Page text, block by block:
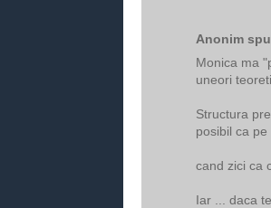
Anonim
Monica ma
uneori
Structura
posibil ca
cand zici ca
Iar ... daca